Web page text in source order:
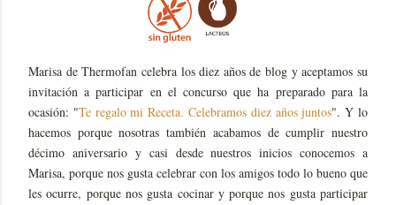
Marisa de Thermofan celebra los diez años de blog y aceptamos su
invitación a participar en el concurso que ha preparado para la
ocasión: "Te regalo mi Receta. Celebramos diez años juntos". Y lo
hacemos porque nosotras también acabamos de cumplir nuestro
décimo aniversario y casi desde nuestros inicios conocemos a
Marisa, porque nos gusta celebrar con los amigos todo lo bueno que
les ocurre, porque nos gusta cocinar y porque nos gusta participar